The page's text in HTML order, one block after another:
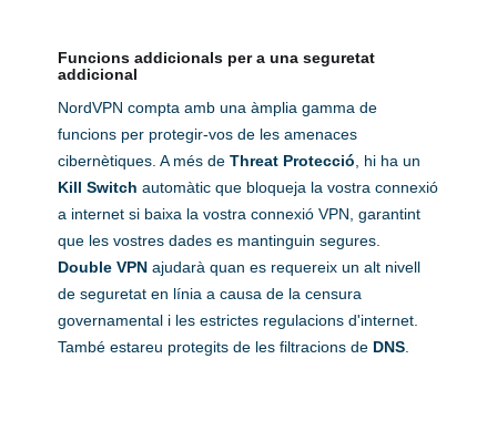
Funcions addicionals per a una seguretat
addicional
NordVPN compta amb una àmplia gamma de
funcions per protegir-vos de les amenaces
cibernètiques. A més deThreat Protecció , hi ha un
Kill Switch automàtic que bloqueja la vostra connexió
a internet si baixa la vostra connexió VPN, garantint
que les vostres dades es mantinguin segures.
Double VPN ajudarà quan es requereix un alt nivell
de seguretat en línia a causa de la censura
governamental i les estrictes regulacions d'internet.
També estareu protegits de les filtracions de DNS